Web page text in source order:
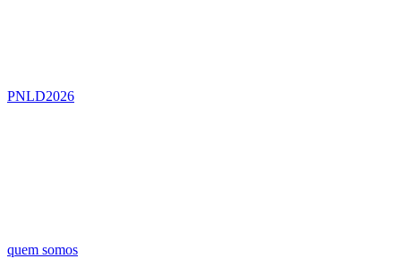
PNLD2026
quem somos